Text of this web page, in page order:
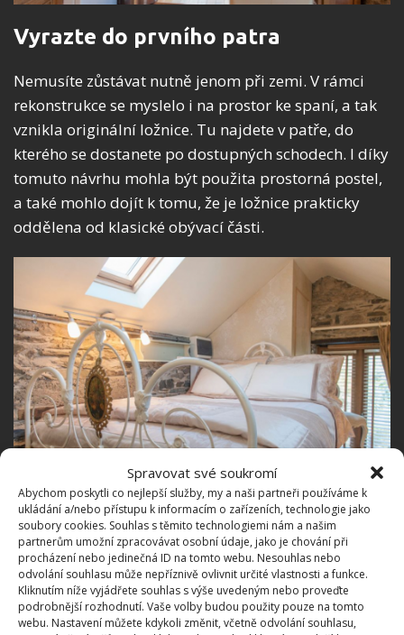
Spravovat své soukromí
Abychom poskytli co nejlepší služby, my a naši partneři používáme k
ukládání a/nebo přístupu k informacím o zařízeních, technologie jako
soubory cookies. Souhlas s těmito technologiemi nám a našim
partnerům umožní zpracovávat osobní údaje, jako je chování při
procházení nebo jedinečná ID na tomto webu. Nesouhlas nebo
odvolání souhlasu může nepříznivě ovlivnit určité vlastnosti a funkce.
Kliknutím níže vyjádřete souhlas s výše uvedeným nebo proveďte
podrobnější rozhodnutí. Vaše volby budou použity pouze na tomto
webu. Nastavení můžete kdykoli změnit, včetně odvolání souhlasu,
Vyrazte do prvního patra
Nemusíte zůstávat nutně jenom při zemi. V rámci
rekonstrukce se myslelo i na prostor ke spaní, a tak
vznikla originální ložnice. Tu najdete v patře, do
kterého se dostanete po dostupných schodech. I díky
tomuto návrhu mohla být použita prostorná postel,
a také mohlo dojít k tomu, že je ložnice prakticky
oddělena od klasické obývací části.
Krásný interiér plný dřeva a
kamenný
Kamenná stodola si samozřejmě ponechala svůj na